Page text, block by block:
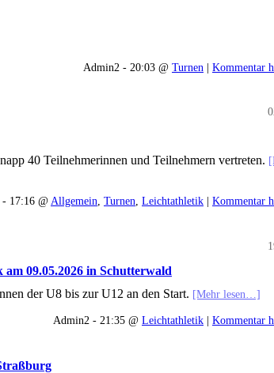
Admin2 - 20:03 @ Turnen | Kommentar
40 Teilnehmerinnen und Teilnehmern vertreten.
17:16 @ Allgemein Turnen Leichtathletik | Kommentar
09.05.2026 in Schutterwald
der U8 bis zur U12 an den Start. [Mehr lesen…]
Admin2 - 21:35 @ Leichtathletik | Kommentar